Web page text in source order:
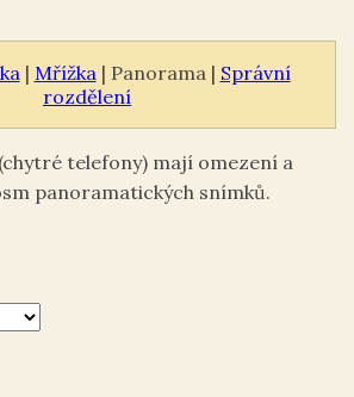
| Mřížka | Panorama | Správní
rozdělení
telefony) mají omezení a
panoramatických snímků.